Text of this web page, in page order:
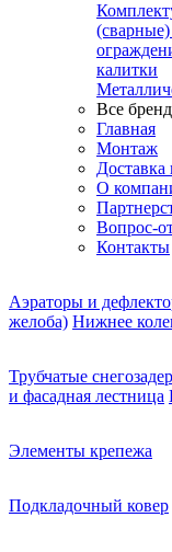
калитки
Все
Главная
Монтаж
Доставка
О
Вопрос-
Контакты
Аэраторы и
желоба) Нижнее
Трубчатые
и фасадная лестница
Элементы крепежа
Подкладочный ковер